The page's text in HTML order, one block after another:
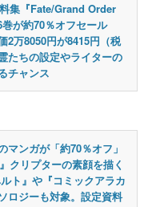
料集『Fate/Grand Order
が約70％オフセール
2万8050円が8415円（税
たちの設定やライターの
チャンス
マンガが「約70％オフ」
クリプターの素顔を描く
ト』や『コミックアラカ
ロジーも対象。設定資料